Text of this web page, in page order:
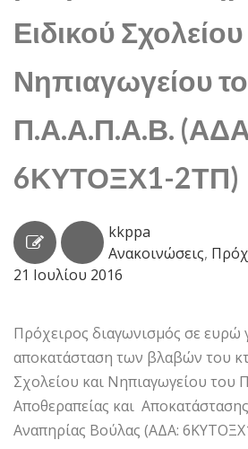
Ειδικού Σχολείου
Νηπιαγωγείου
Π.Α.Α.Π.Α.Β.
6ΚΥΤΟΞΧ1-2ΤΠ)
kkppa
Ανακοινώσεις,
21 Ιουλίου 2016
Πρόχειρος διαγωνισμός σε ευρώ
αποκατάσταση των βλαβών του
Σχολείου και Νηπιαγωγείου του
Αποθεραπείας και
Αναπηρίας Βούλας (ΑΔΑ: